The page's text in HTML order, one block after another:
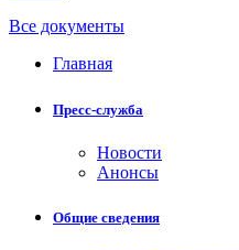
Все документы
Главная
Пресс-служба
Новости
Анонсы
Общие сведения